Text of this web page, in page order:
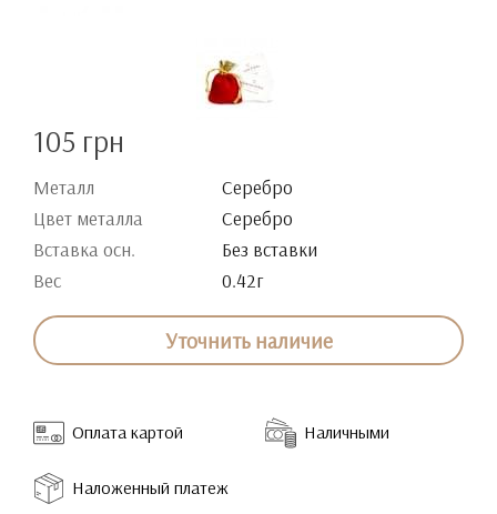
105 грн
Металл
Серебро
Цвет металла
Серебро
Вставка осн.
Без вставки
Вес
0.42г
Уточнить наличие
Оплата картой Наличными
Наложенный платеж